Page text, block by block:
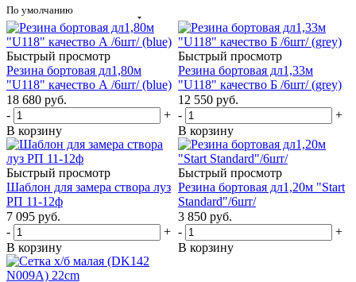
По умолчанию
Быстрый просмотр
Резина бортовая дл1,80м
"U118" качество А /6шт/ (blue)
18 680 руб.
-
+
В корзину
Быстрый просмотр
Резина бортовая дл1,33м
"U118" качество Б /6шт/ (grey)
12 550 руб.
-
+
В корзину
Быстрый просмотр
Шаблон для замера створа луз
РП 11-12ф
7 095 руб.
-
+
В корзину
Быстрый просмотр
Резина бортовая дл1,20м "Start
Standard"/6шт/
3 850 руб.
-
+
В корзину